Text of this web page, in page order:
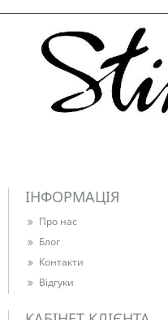
ІНФОРМАЦІЯ
Про нас
Блог
Контакти
Відгуки